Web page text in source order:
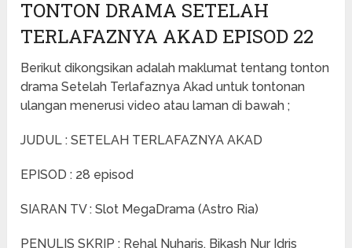
TONTON DRAMA SETELAH
TERLAFAZNYA AKAD EPISOD 22
Berikut dikongsikan adalah maklumat tentang tonton
drama Setelah Terlafaznya Akad untuk tontonan
ulangan menerusi video atau laman di bawah ;
JUDUL : SETELAH TERLAFAZNYA AKAD
EPISOD : 28 episod
SIARAN TV : Slot MegaDrama (Astro Ria)
PENULIS SKRIP : Rehal Nuharis, Bikash Nur Idris